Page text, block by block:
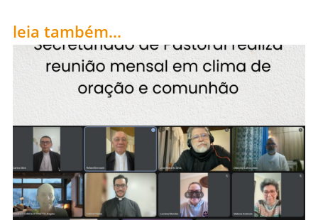
leia também...